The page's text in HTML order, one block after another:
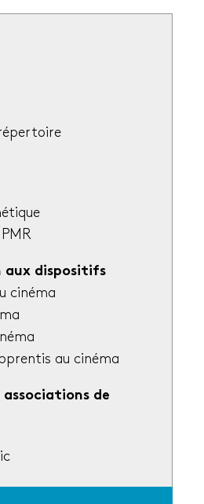
dispositifs
cinéma
au cinéma
de